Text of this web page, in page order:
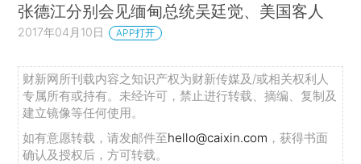
张德江分别会见缅甸总统吴廷觉、美国客人
2017年04月10日 APP打开
财新网所刊载内容之知识产权为财新传媒及/或相关权利人
专属所有或持有。未经许可，禁止进行转载、摘编、复制及
建立镜像等任何使用。
如有意愿转载，请发邮件至hello@caixin.com ，获得书面
确认及授权后，方可转载。